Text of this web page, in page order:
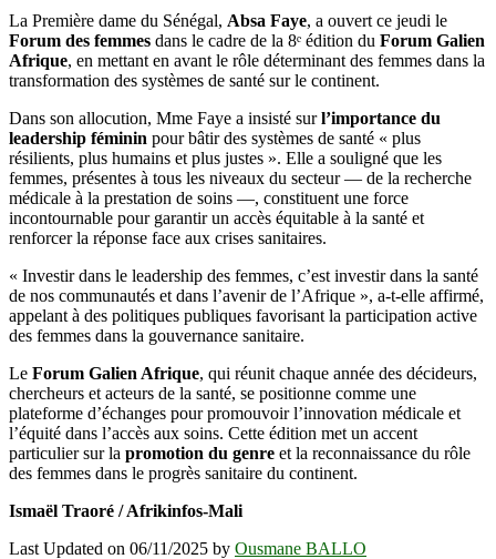
Première
dame
du
Faye,
plaide
pour
un
leadership
féminin
les
systèmes
de
Afrique
La Première dame du Sénégal, Absa Faye, a ouvert ce jeudi le
Forum des femmes dans le cadre de la 8ᵉ édition du Forum Galien
Afrique, en mettant en avant le rôle déterminant des femmes dans la
transformation des systèmes de santé sur le continent.
Dans son allocution, Mme Faye a insisté surl’importance du
leadership féminin pour bâtir des systèmes de santé « plus
résilients, plus humains et plus justes ». Elle a souligné que les
femmes, présentes à tous les niveaux du secteur — de la recherche
médicale à la prestation de soins —, constituent une force
incontournable pour garantir un accès équitable à la santé et
renforcer la réponse face aux crises sanitaires.
« Investir dans le leadership des femmes, c’est investir dans la santé
de nos communautés et dans l’avenir de l’Afrique », a-t-elle affirmé,
appelant à des politiques publiques favorisant la participation active
des femmes dans la gouvernance sanitaire.
Le Forum Galien Afrique, qui réunit chaque année des décideurs,
chercheurs et acteurs de la santé, se positionne comme une
plateforme d’échanges pour promouvoir l’innovation médicale et
l’équité dans l’accès aux soins. Cette édition met un accent
particulier sur la promotion du genre et la reconnaissance du rôle
des femmes dans le progrès sanitaire du continent.
Ismaël Traoré / Afrikinfos-Mali
Last Updated on 06/11/2025 by Ousmane BALLO